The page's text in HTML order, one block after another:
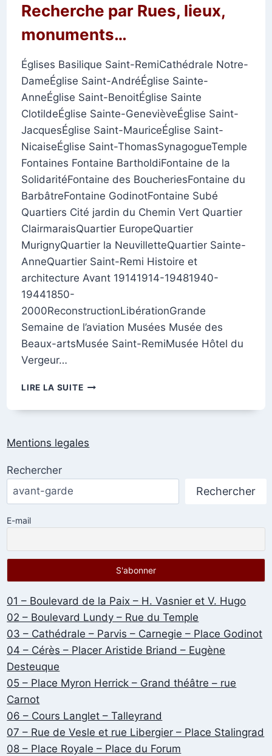
Recherche par Rues, lieux,
monuments…
Églises Basilique Saint-RemiCathédrale Notre-
DameÉglise Saint-AndréÉglise Sainte-
AnneÉglise Saint-BenoitÉglise Sainte
ClotildeÉglise Sainte-GenevièveÉglise Saint-
JacquesÉglise Saint-MauriceÉglise Saint-
NicaiseÉglise Saint-ThomasSynagogueTemple
Fontaines Fontaine BartholdiFontaine de la
SolidaritéFontaine des BoucheriesFontaine du
BarbâtreFontaine GodinotFontaine Subé
Quartiers Cité jardin du Chemin Vert Quartier
ClairmaraisQuartier EuropeQuartier
MurignyQuartier la NeuvilletteQuartier Sainte-
AnneQuartier Saint-Remi Histoire et
architecture Avant 19141914-19481940-
19441850-
2000ReconstructionLibérationGrande
Semaine de l’aviation Musées Musée des
Beaux-artsMusée Saint-RemiMusée Hôtel du
Vergeur…
LIRE LA SUITERECHERCHE
RUES,
Mentions legales
Rechercher
Rechercher
E-mail
01 – Boulevard de la Paix – H. Vasnier et V. Hugo
02 – Boulevard Lundy – Rue du Temple
03 – Cathédrale – Parvis – Carnegie – Place Godinot
04 – Cérès – Placer Aristide Briand – Eugène
Desteuque
05 – Place Myron Herrick – Grand théâtre – rue
Carnot
06 – Cours Langlet – Talleyrand
07 – Rue de Vesle et rue Libergier – Place Stalingrad
08 – Place Royale – Place du Forum